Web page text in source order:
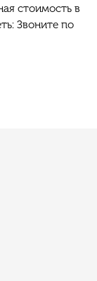
стоимость в
Звоните по